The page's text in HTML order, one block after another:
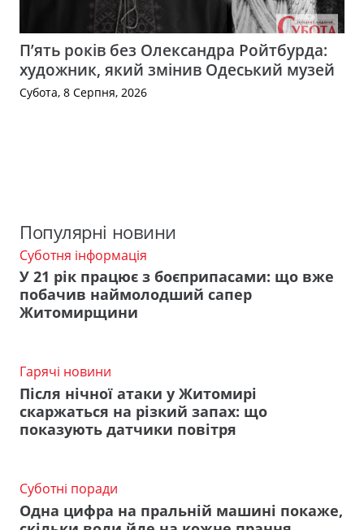
П’ять років без Олександра Ройтбурда:
художник, який змінив Одеський музей
Субота, 8 Серпня, 2026
Популярні новини
Суботня інформація
У 21 рік працює з боєприпасами: що вже
побачив наймолодший сапер
Житомирщини
Гарячі новини
Після нічної атаки у Житомирі
скаржаться на різкий запах: що
показують датчики повітря
Суботні поради
Одна цифра на пральній машині покаже,